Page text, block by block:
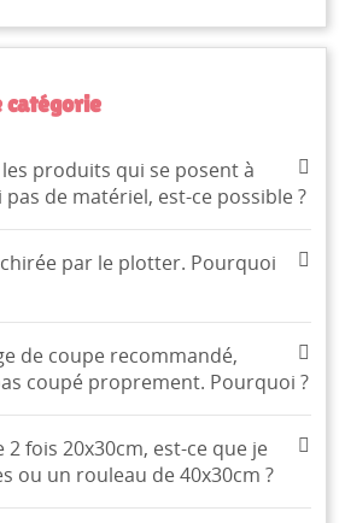
catégorie
produits qui se posent à
de matériel, est-ce possible ?
par le plotter. Pourquoi
de coupe recommandé,
coupé proprement. Pourquoi ?
2 fois 20x30cm, est-ce que je
ou un rouleau de 40x30cm ?
D'ENVIES
pour ajouter des produits à